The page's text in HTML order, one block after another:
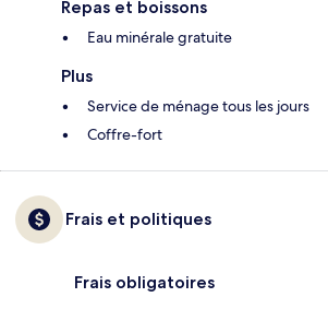
Repas et boissons
Eau minérale gratuite
Plus
Service de ménage tous les jours
Coffre-fort
Frais et politiques
Frais obligatoires